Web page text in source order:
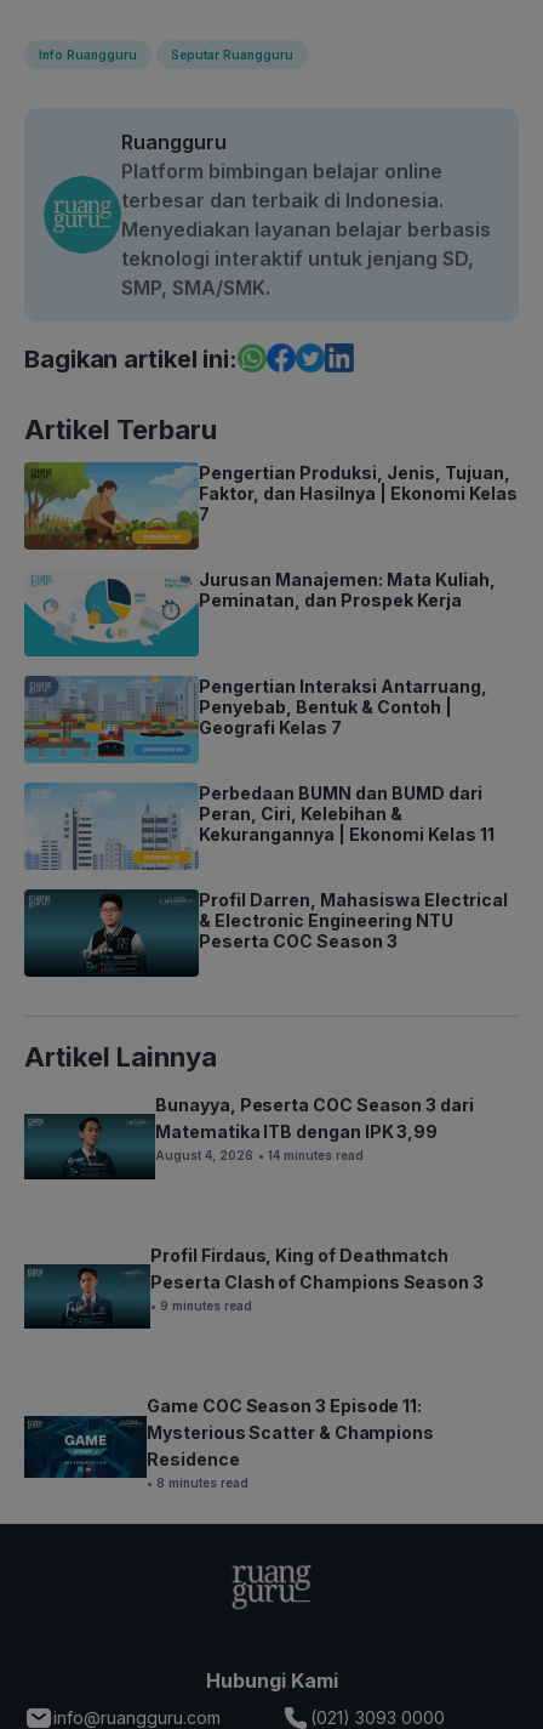
Info Ruangguru Seputar Ruangguru
Ruangguru
Platform bimbingan belajar online
terbesar dan terbaik di Indonesia.
Menyediakan layanan belajar berbasis
teknologi interaktif untuk jenjang SD,
SMP, SMA/SMK.
Bagikan artikel ini:
Artikel Terbaru
Pengertian Produksi, Jenis, Tujuan,
Faktor, dan Hasilnya | Ekonomi Kelas
7
Jurusan Manajemen: Mata Kuliah,
Peminatan, dan Prospek Kerja
Pengertian Interaksi Antarruang,
Penyebab, Bentuk & Contoh |
Geografi Kelas 7
Perbedaan BUMN dan BUMD dari
Peran, Ciri, Kelebihan &
Kekurangannya | Ekonomi Kelas 11
Profil Darren, Mahasiswa Electrical
& Electronic Engineering NTU
Peserta COC Season 3
Artikel Lainnya
Bunayya, Peserta COC Season 3 dari
Matematika ITB dengan IPK 3,99
August 4, 2026 • 14 minutes read
Profil Firdaus, King of Deathmatch
Peserta Clash of Champions Season 3
• 9 minutes read
Game COC Season 3 Episode 11:
Mysterious Scatter & Champions
Residence
• 8 minutes read
Hubungi Kami
info@ruangguru.com
(021) 3093 0000